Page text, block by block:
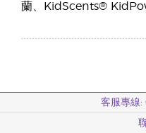
蘭、KidScents®
客服專線